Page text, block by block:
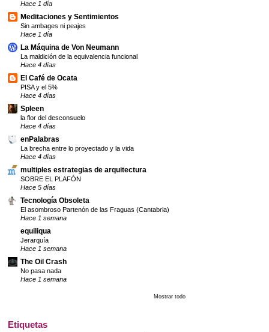
Hace 1 día
Meditaciones y Sentimientos
Sin ambages ni peajes
Hace 1 día
La Máquina de Von Neumann
La maldición de la equivalencia funcional
Hace 4 días
El Café de Ocata
PISA y el 5%
Hace 4 días
Spleen
la flor del desconsuelo
Hace 4 días
enPalabras
La brecha entre lo proyectado y la vida
Hace 4 días
multiples estrategias de arquitectura
SOBRE EL PLAFÓN
Hace 5 días
Tecnología Obsoleta
El asombroso Partenón de las Fraguas (Cantabria)
Hace 1 semana
equiliqua
Jerarquía
Hace 1 semana
The Oil Crash
No pasa nada
Hace 1 semana
Mostrar todo
Etiquetas